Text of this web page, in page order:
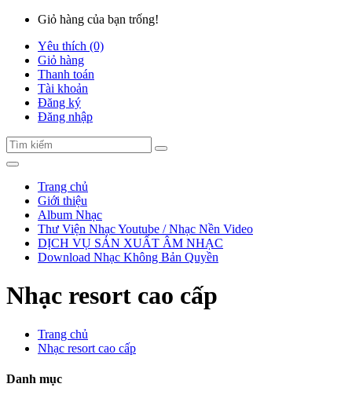
Giỏ hàng của bạn trống!
Yêu thích (0)
Giỏ hàng
Thanh toán
Tài khoản
Đăng ký
Đăng nhập
Trang chủ
Giới thiệu
Album Nhạc
Thư Viện Nhạc Youtube / Nhạc Nền Video
DỊCH VỤ SẢN XUẤT ÂM NHẠC
Download Nhạc Không Bản Quyền
Nhạc resort cao cấp
Trang chủ
Nhạc resort cao cấp
Danh mục